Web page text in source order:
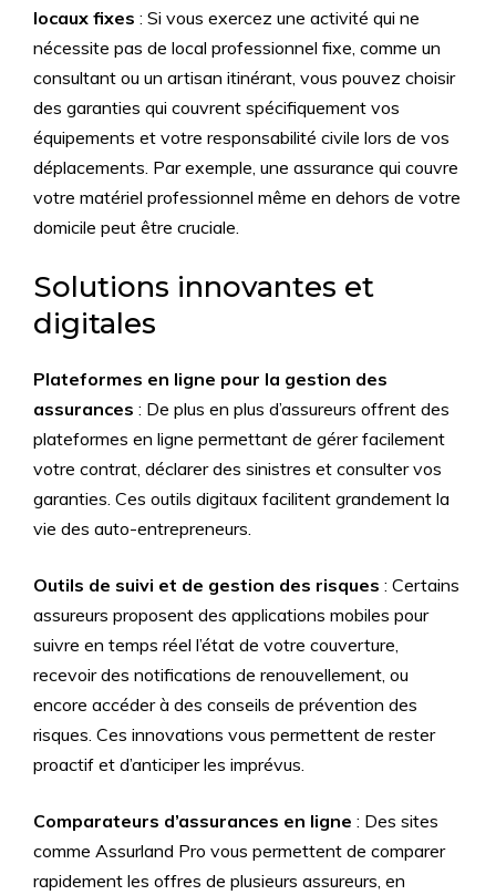
locaux fixes : Si vous exercez une activité qui ne
nécessite pas de local professionnel fixe, comme un
consultant ou un artisan itinérant, vous pouvez choisir
des garanties qui couvrent spécifiquement vos
équipements et votre responsabilité civile lors de vos
déplacements. Par exemple, une assurance qui couvre
votre matériel professionnel même en dehors de votre
domicile peut être cruciale.
Solutions innovantes et
digitales
Plateformes en ligne pour la gestion des
assurances : De plus en plus d’assureurs offrent des
plateformes en ligne permettant de gérer facilement
votre contrat, déclarer des sinistres et consulter vos
garanties. Ces outils digitaux facilitent grandement la
vie des auto-entrepreneurs.
Outils de suivi et de gestion des risques : Certains
assureurs proposent des applications mobiles pour
suivre en temps réel l’état de votre couverture,
recevoir des notifications de renouvellement, ou
encore accéder à des conseils de prévention des
risques. Ces innovations vous permettent de rester
proactif et d’anticiper les imprévus.
Comparateurs d’assurances en ligne : Des sites
comme Assurland Pro vous permettent de comparer
rapidement les offres de plusieurs assureurs, en